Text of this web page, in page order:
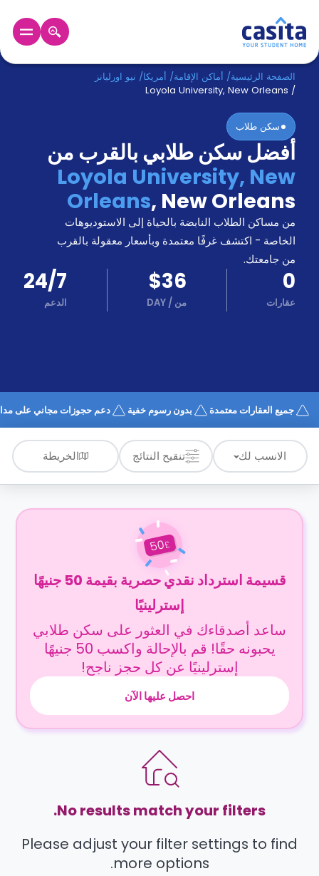
الرئيسية عربي USD
دخول
حجز
السكن
من
نحن؟
المدونة
أخبر
أصدقائك
و
اكسب
كن
شريكا
الدعم
كيف
تعمل؟
الأسئلة
الشائعة
الصفحة الرئيسية/ أماكن الإقامة/ أمريكا/ نيو اورليانز
/
Loyola University, New Orleans
سكن طلاب
أفضل سكن طلابي بالقرب من
Loyola University, New
Orleans, New Orleans
من مساكن الطلاب النابضة بالحياة إلى الاستوديوهات
الخاصة - اكتشف غرفًا معتمدة وبأسعار معقولة بالقرب
من جامعتك.
0
عقارات
$36
من /
DAY
24/7
الدعم
جميع العقارات معتمدة بدون رسوم خفية دعم حجوزات مجاني على مدار
الانسب لك تنقيح النتائج الخريطة
£
50
قسيمة استرداد نقدي حصرية بقيمة 50 جنيهًا
إسترلينيًا
ساعد أصدقاءك في العثور على سكن طلابي
يحبونه حقًا! قم بالإحالة واكسب 50 جنيهًا
إسترلينيًا عن كل حجز ناجح!
احصل عليها الآن
No results match your filters.
Please adjust your filter settings to find
more options.